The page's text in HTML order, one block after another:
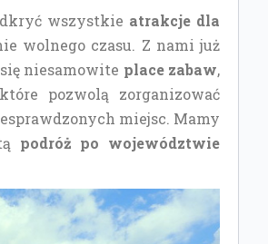
wszystkie atrakcje dla
wolnego czasu. Z nami już
niesamowite place zabaw,
pozwolą zorganizować
miejsc. Mamy
podróż po województwie